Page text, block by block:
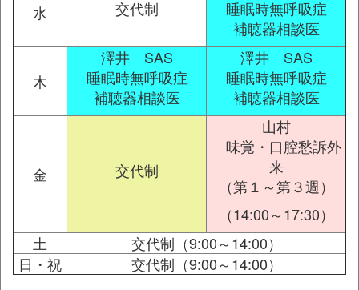
水 交代制
睡眠時無呼吸症
補聴器相談医
木
澤井 SAS
睡眠時無呼吸症
補聴器相談医
澤井 SAS
睡眠時無呼吸症
補聴器相談医
金 交代制
山村
味覚・口腔愁訴外
来
（第１～第３週）
（14:00～17:30）
土
交代制（9:00～14:00）
日・祝
交代制（9:00～14:00）